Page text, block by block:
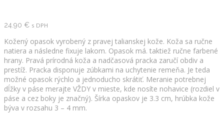
24.90 € s DPH
Kožený opasok vyrobený z pravej talianskej kože. Koža sa ručne
natiera a následne fixuje lakom. Opasok má. taktiež ručne farbené
hrany. Pravá prírodná koža a nadčasová pracka zaručí obdiv a
prestíž. Pracka disponuje zúbkami na uchytenie remeňa. Je teda
možné opasok rýchlo a jednoducho skrátiť. Meranie potrebnej
dĺžky v páse merajte VŽDY v mieste, kde nosíte nohavice (rozdiel v
páse a cez boky je značný). Šírka opaskov je 3.3 cm, hrúbka kože
býva v rozsahu 3 – 4 mm.